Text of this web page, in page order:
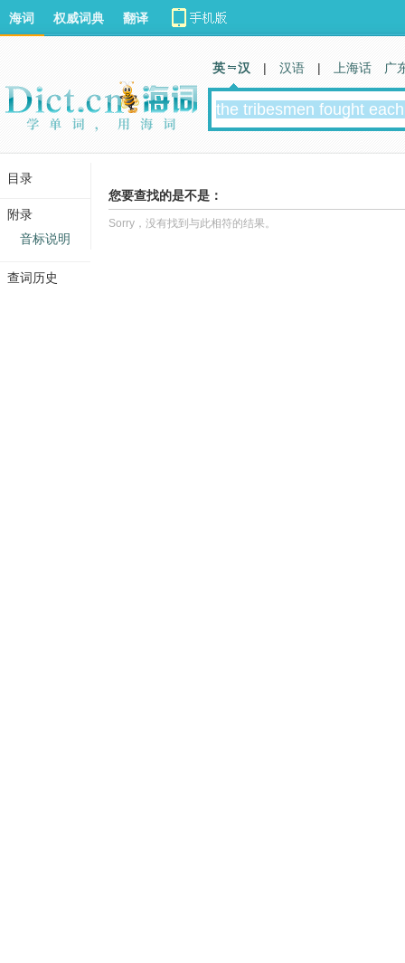
您要查找的是不是：
Sorry，没有找到与此相符的结果。
海词 权威词典 翻译
英 汉 | 汉语 | 上海话 广
目录
附录
音标说明
查词历史